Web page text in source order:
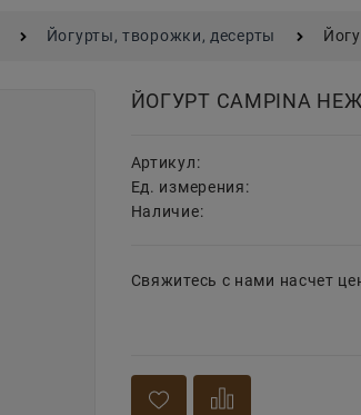
Йогурты, творожки, десерты
ЙОГУРТ CAMPINA
Артикул:
Ед. измерения:
Наличие:
Свяжитесь с нами насчет